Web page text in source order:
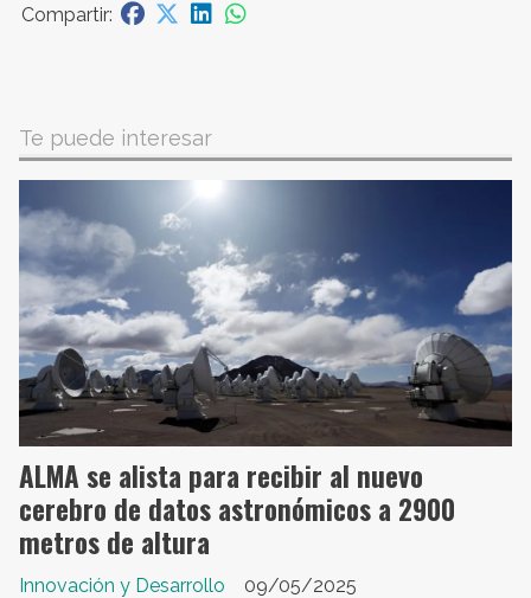
Te puede interesar
ALMA se alista para recibir al nuevo
cerebro de datos astronómicos a 2900
metros de altura
Innovación y Desarrollo
09/05/2025